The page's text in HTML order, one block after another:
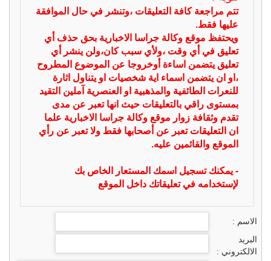
تتم مراجعة كافة التعليقات ،وتنشر في حال الموافقة
عليها فقط.
ويحتفظ موقع وكالة جراسا الاخبارية بحق حذف أي
تعليق في أي وقت ،ولأي سبب كان،ولن ينشر أي
تعليق يتضمن اساءة أوخروجا عن الموضوع المطروح
،او ان يتضمن اسماء اية شخصيات او يتناول اثارة
للنعرات الطائفية والمذهبية او العنصرية آملين التقيد
بمستوى راقي بالتعليقات حيث انها تعبر عن مدى
تقدم وثقافة زوار موقع وكالة جراسا الاخبارية علما
ان التعليقات تعبر عن أصحابها فقط ولا تعبر عن رأي
الموقع والقائمين عليه.
- يمكنك تسجيل اسمك المستعار الخاص بك
لإستخدامه في تعليقاتك داخل الموقع
الاسم :
البريد
الالكتروني :